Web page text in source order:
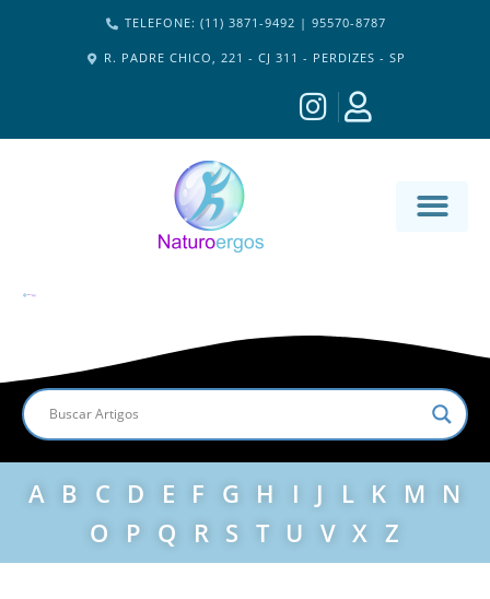
TELEFONE: (11) 3871-9492 | 95570-8787
R. PADRE CHICO, 221 - CJ 311 - PERDIZES - SP
A B C D E F G H I J L K M N
O
P Q R S T U V X Z